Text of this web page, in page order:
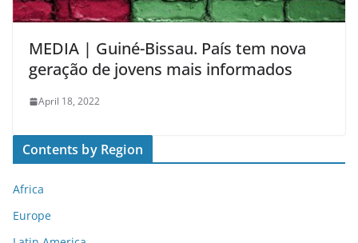
MEDIA | Guiné-Bissau. País tem nova
geração de jovens mais informados
April 18, 2022
Contents by Region
Africa
Europe